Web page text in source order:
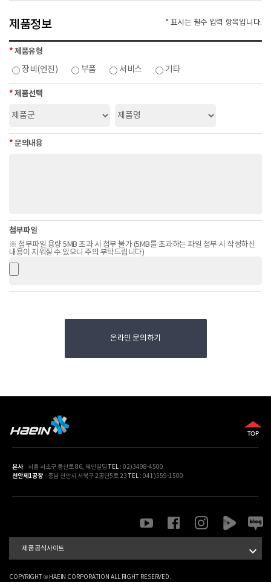
통지하고 필요한 경우 사전 동의를 받도록 하겠습니다.
5. 이용자 및 법정대리인의 권리 행사
를 행사할 수 있습니다.
- 개인정보 열람요구
- 삭제요구
② 제1항에 따른 권리 행사는 ㈜혜인에 대해 개인정보 보호법 시행규칙
④ 제1항에 따른 권리 행사는 정보주체의 법정대리인이나 위임을 받은 자
등 대리인을 통하여 하실 수 있습니다. 이 경우 개인정보 보호법 시행규칙
별지 제11호 서식에 따른 위임장을 제출하셔야 합니다.
이의 경우 별도의 서류) 내부 방침 및 기타 관련 법령에 따라 일정기간 저
는 보유기간의 종료일로부터 5일 이내에, 개인정보의 처리 목적 달성, 해
는 개인정보의 처리가 불필요한 것으로 인정되는 날로부터 5일 이내에 그
개인정보를 파기합니다
- 파기방법 : 전자적 파일 형태의 정보는 기록을 재생할 수 없는 기술적 방
법을 사용합니다. 종이에 출력된 개인정보는 분쇄기로 분쇄하거나 소각을
통하여 파기합니다.
① ㈜혜인은 개인정보보호법 제29조에 따라 다음과 같이 안전성 확보에
- 개인정보 취급 직원의 최소화 및 교육 : 개인정보를 취급하는 직원을 지
정하고 담당자에 한정시켜 최소화 하여 개인정보를 관리하는 대책을 시행
하고 있습니다.
제품정보 * 표시는 필수 입력 항목입니다.
*제품유형
장비(엔진)
부품 서비스 기타
*제품선택
*문의내용
첨부파일
※ 첨부파일 용량 5MB 초과 시 첨부 불가 (5MB를 초과하는 파일 첨부 시 작성하신
내용이 지워질 수 있으니 주의 부탁드립니다)
온라인 문의하기
본사 서울 서초구 동산로 86, 혜인빌딩 TEL: 02)3498-4500
천안제1공장
충남 천안시 서북구 2공단5로 23 TEL: 041)559-1500
제품 공식사이트 
COPYRIGHT © HAEIN CORPORATION ALL RIGHT RESERVED.